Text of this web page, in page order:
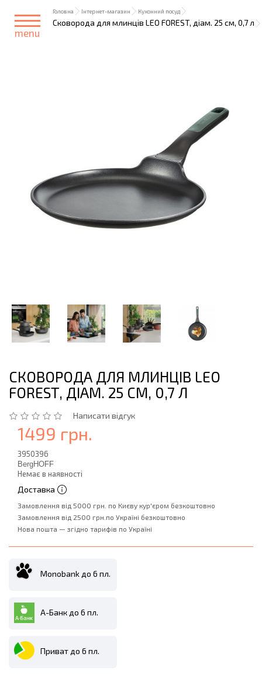
menu
Головна Інтернет-магазин Кухонний посуд
Сковорода для млинців LEO FOREST, діам. 25 см, 0,7 л
СКОВОРОДА ДЛЯ МЛИНЦІВ LEO
FOREST, ДІАМ. 25 СМ, 0,7 Л
Написати відгук
1499 грн.
3950396
BergHOFF
Немає в наявності
Доставка
Замовлення від 5000 грн. по Києву кур'єром безкоштовно
Замовлення від 2500 грн.по Україні безкоштовно
Нова пошта — згідно тарифів по Україні
Monobank до 6 пл.
А-Банк до 6 пл.
Приват до 6 пл.